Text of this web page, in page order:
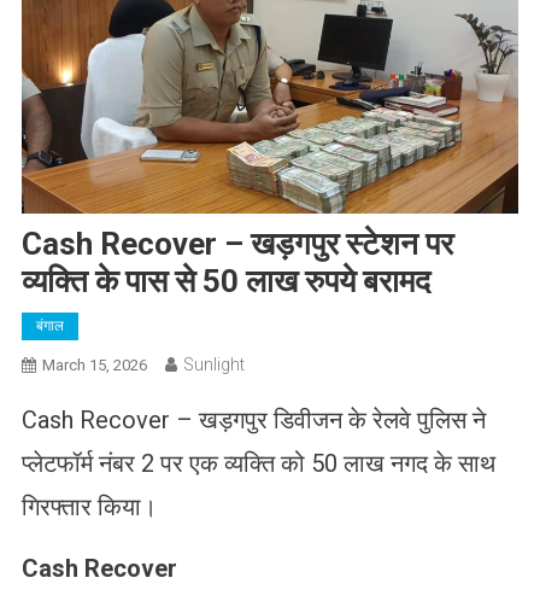
Cash Recover – खड़गपुर स्टेशन पर
व्यक्ति के पास से 50 लाख रुपये बरामद
बंगाल
March 15, 2026 Sunlight
Cash Recover – खड़गपुर डिवीजन के रेलवे पुलिस ने
प्लेटफॉर्म नंबर 2 पर एक व्यक्ति को 50 लाख नगद के साथ
गिरफ्तार किया।
Cash Recover